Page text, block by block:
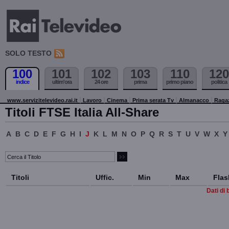
SOLO TESTO
100
indice
101
ultim'ora
102
24 ore
103
prima
110
primo piano
120
politica
www.servizitelevideo.rai.it Lavoro Cinema Prima serata Tv Almanacco
Titoli FTSE Italia All-Share
A B C D E F G H I J K L M N O P Q R S T U V W X Y
Titoli Uffic. Min Max
Dati di